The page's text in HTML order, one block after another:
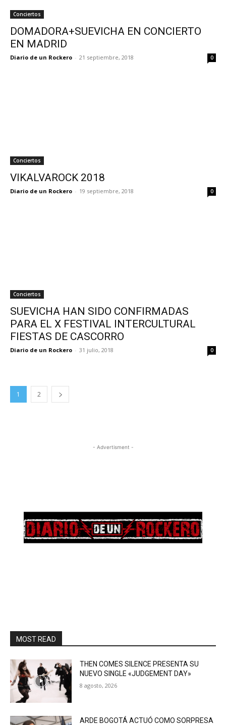
Conciertos
DOMADORA+SUEVICHA EN CONCIERTO
EN MADRID
Diario de un Rockero - 21 septiembre, 2018 0
Conciertos
VIKALVAROCK 2018
Diario de un Rockero - 19 septiembre, 2018 0
Conciertos
SUEVICHA HAN SIDO CONFIRMADAS
PARA EL X FESTIVAL INTERCULTURAL
FIESTAS DE CASCORRO
Diario de un Rockero - 31 julio, 2018 0
1 2
- Advertisment -
MOST READ
THEN COMES SILENCE PRESENTA SU
NUEVO SINGLE «JUDGEMENT DAY»
8 agosto, 2026
ARDE BOGOTÁ ACTUÓ COMO SORPRESA